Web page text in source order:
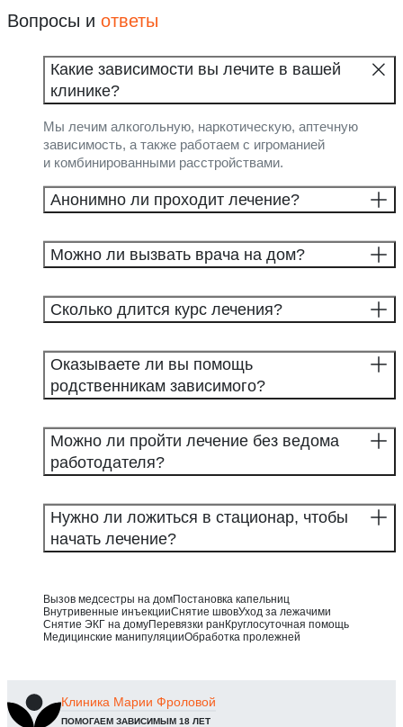
Вопросы и ответы
Какие зависимости вы лечите в вашей
клинике?
Мы лечим алкогольную, наркотическую, аптечную
зависимость, а также работаем с игроманией
и комбинированными расстройствами.
Анонимно ли проходит лечение?
Можно ли вызвать врача на дом?
Сколько длится курс лечения?
Оказываете ли вы помощь
родственникам зависимого?
Можно ли пройти лечение без ведома
работодателя?
Нужно ли ложиться в стационар, чтобы
начать лечение?
Вызов медсестры на домПостановка капельниц
Внутривенные инъекцииСнятие швовУход за лежачими
Снятие ЭКГ на домуПеревязки ран Круглосуточная помощь
Медицинские манипуляцииОбработка пролежней
Клиника Марии Фроловой
ПОМОГАЕМ ЗАВИСИМЫМ 18 ЛЕТ